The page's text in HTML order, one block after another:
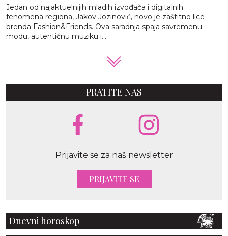
Jedan od najaktuelnijih mladih izvođača i digitalnih
fenomena regiona, Jakov Jozinović, novo je zaštitno lice
brenda Fashion&Friends. Ova saradnja spaja savremenu
modu, autentičnu muziku i...
PRATITE NAS
Prijavite se za naš newsletter
PRIJAVITE SE
Dnevni horoskop